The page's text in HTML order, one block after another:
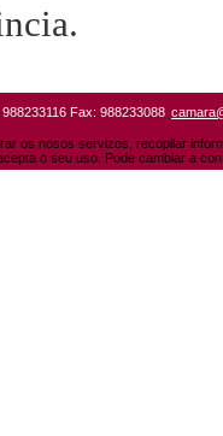
Fax: 988233088
os nosos servizos, recopilar
o seu uso. Pode cambiar a